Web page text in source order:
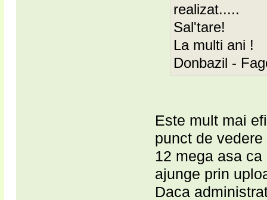
realizat.....
Sal'tare!
La multi ani !
Donbazil -
Este mult mai
punct de
12 mega asa
ajunge prin
Daca